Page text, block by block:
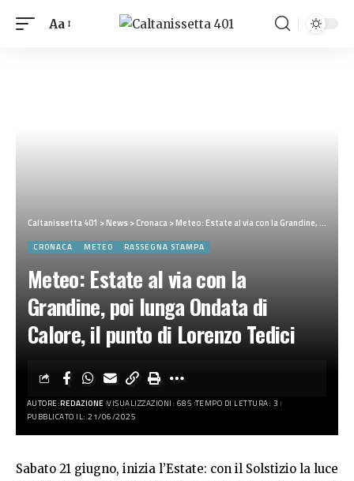
Aa
Caltanissetta 401 >News>Cronaca>Meteo: Estate al via con la Grandine, poi lunga Ondata di Calore, il punto di Lorenzo Tedici
CRONACA METEO RASSEGNA STAMPA
Meteo: Estate al via con la
Grandine, poi lunga Ondata di
Calore, il punto di Lorenzo Tedici
AUTORE:REDAZIONE VISUALIZZAZIONI: 685 TEMPO DI LETTURA: 3
PUBBLICATO IL: 21/06/2025
Sabato 21 giugno, inizia l’Estate: con il Solstizio la luce